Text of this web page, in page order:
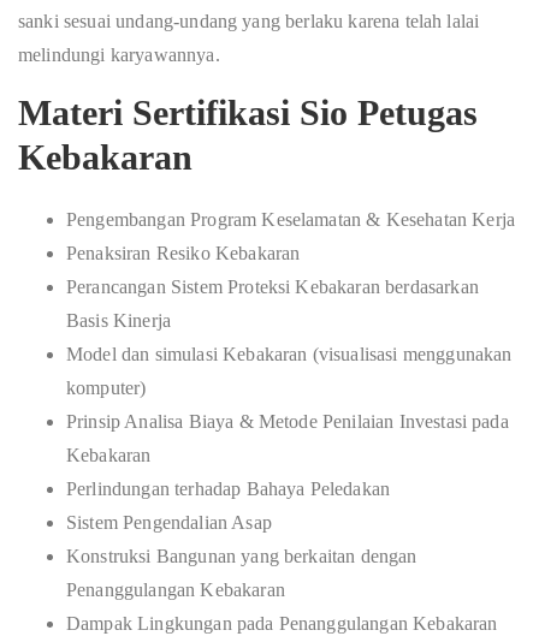
sanki sesuai undang-undang yang berlaku karena telah lalai
melindungi karyawannya.
Materi Sertifikasi Sio Petugas
Kebakaran
Pengembangan Program Keselamatan & Kesehatan Kerja
Penaksiran Resiko Kebakaran
Perancangan Sistem Proteksi Kebakaran berdasarkan
Basis Kinerja
Model dan simulasi Kebakaran (visualisasi menggunakan
komputer)
Prinsip Analisa Biaya & Metode Penilaian Investasi pada
Kebakaran
Perlindungan terhadap Bahaya Peledakan
Sistem Pengendalian Asap
Konstruksi Bangunan yang berkaitan dengan
Penanggulangan Kebakaran
Dampak Lingkungan pada Penanggulangan Kebakaran